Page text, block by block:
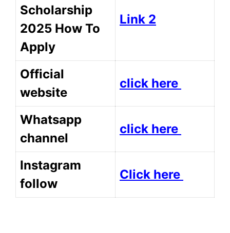
Scholarship
2025 How To
Apply
Link 2
Official
website
click here
Whatsapp
channel
click here
Instagram
follow
Click here